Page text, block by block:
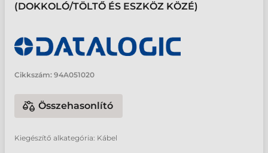
(DOKKOLÓ/TÖLTŐ ÉS ESZKÖZ KÖZÉ)
Cikkszám: 94A051020
Összehasonlító
Kiegészítő alkategória: Kábel